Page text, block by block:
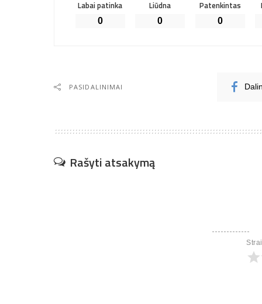
Labai patinka
0
Liūdna
0
Patenkintas
0
PASIDALINIMAI
Rašyti atsakymą